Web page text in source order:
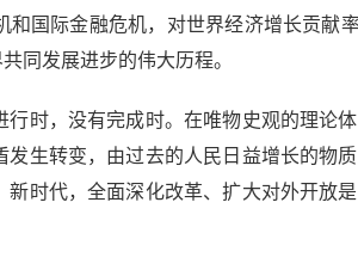
国际金融危机，对世界经济增长贡献
同发展进步的伟大历程。
，没有完成时。在唯物史观的理论
生转变，由过去的人民日益增长的物
时代，全面深化改革、扩大对外开放